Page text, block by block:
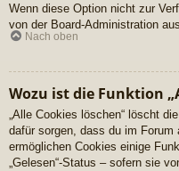
Wenn diese Option nicht zur
von der Board-Administration
Nach oben
Wozu ist die Funktion
„Alle Cookies löschen“ löscht
dafür sorgen, dass du im Forum
ermöglichen Cookies einige
„Gelesen“-Status – sofern sie